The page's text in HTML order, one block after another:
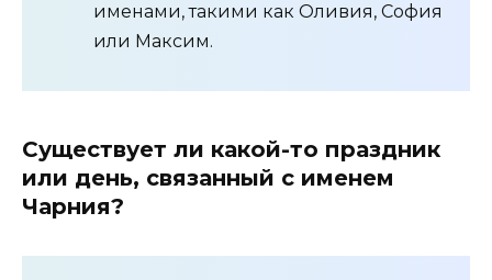
именами, такими как Оливия, София
или Максим.
Существует ли какой-то праздник
или день, связанный с именем
Чарния?